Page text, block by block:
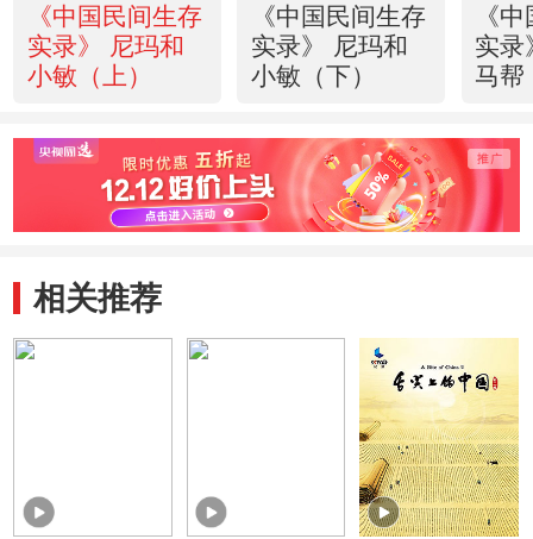
《中国民间生存
实录》 尼玛和
小敏（上）
《中国民间生存
实录》 尼玛和
小敏（下）
《
实录
马帮
相关推荐